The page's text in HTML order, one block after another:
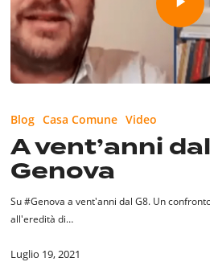
Blog Casa Comune Video
A vent’anni
Genova
Su #Genova a vent'anni dal G8. Un
all'eredità di…
Luglio 19, 2021